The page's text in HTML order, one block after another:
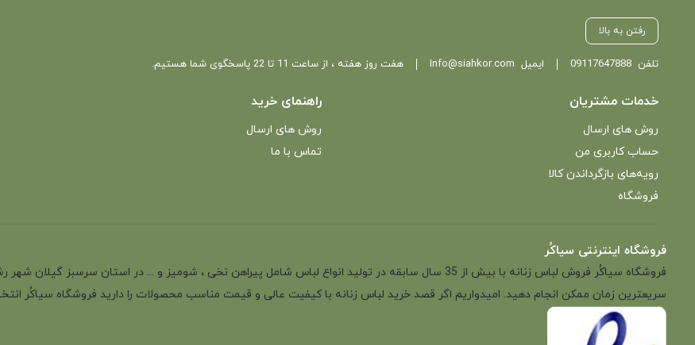
رفتن به بالا
تلفن09117647888 ایمیل Info@siahkor.com هفت روز هفته ، از ساعت 11 تا 22 پاسخگوی شما هستیم.
خدمات مشتریان
روش های ارسال
حساب کاربری من
رویه‌های بازگرداندن کالا
فروشگاه
راهنمای خرید
روش های ارسال
تماس با ما
فروشگاه اینترنتی سیاکُر
فروشگاه سیاکُر فروش لباس زنانه با بیش از 35 سال سابقه در تولید انواع لباس شامل پیراهن نخی ، شومیز و ... در
سریعترین زمان ممکن انجام دهید. امیدواریم اگر قصد خرید لباس زنانه با کیفیت عالی و قیمت مناسب محصولات را دارید فروشگاه سیاکُر